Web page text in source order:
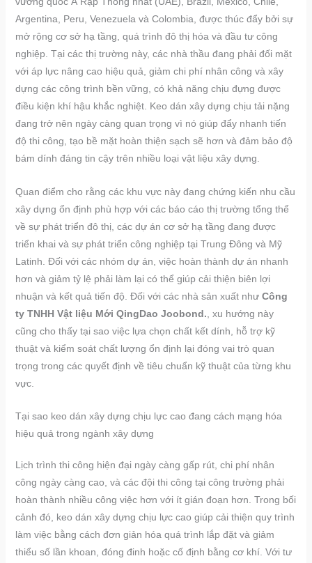
Argentina, Peru, Venezuela và Colombia, được thúc đẩy bởi sự
mở rộng cơ sở hạ tầng, quá trình đô thị hóa và đầu tư công
nghiệp. Tại các thị trường này, các nhà thầu đang phải đối mặt
với áp lực nâng cao hiệu quả, giảm chi phí nhân công và xây
dựng các công trình bền vững, có khả năng chịu đựng được
điều kiện khí hậu khắc nghiệt. Keo dán xây dựng chịu tải nặng
đang trở nên ngày càng quan trọng vì nó giúp đẩy nhanh tiến
độ thi công, tạo bề mặt hoàn thiện sạch sẽ hơn và đảm bảo độ
bám dính đáng tin cậy trên nhiều loại vật liệu xây dựng.
Quan điểm cho rằng các khu vực này đang chứng kiến nhu cầu
xây dựng ổn định phù hợp với các báo cáo thị trường tổng thể
về sự phát triển đô thị, các dự án cơ sở hạ tầng đang được
triển khai và sự phát triển công nghiệp tại Trung Đông và Mỹ
Latinh. Đối với các nhóm dự án, việc hoàn thành dự án nhanh
hơn và giảm tỷ lệ phải làm lại có thể giúp cải thiện biên lợi
nhuận và kết quả tiến độ. Đối với các nhà sản xuất như Công
ty TNHH Vật liệu Mới QingDao Joobond. , xu hướng này
cũng cho thấy tại sao việc lựa chọn chất kết dính, hỗ trợ kỹ
thuật và kiểm soát chất lượng ổn định lại đóng vai trò quan
trọng trong các quyết định về tiêu chuẩn kỹ thuật của từng khu
vực.
Tại sao keo dán xây dựng chịu lực cao đang cách mạng hóa
hiệu quả trong ngành xây dựng
Lịch trình thi công hiện đại ngày càng gấp rút, chi phí nhân
công ngày càng cao, và các đội thi công tại công trường phải
hoàn thành nhiều công việc hơn với ít gián đoạn hơn. Trong bối
cảnh đó, keo dán xây dựng chịu lực cao giúp cải thiện quy trình
làm việc bằng cách đơn giản hóa quá trình lắp đặt và giảm
thiểu số lần khoan, đóng đinh hoặc cố định bằng cơ khí. Với tư